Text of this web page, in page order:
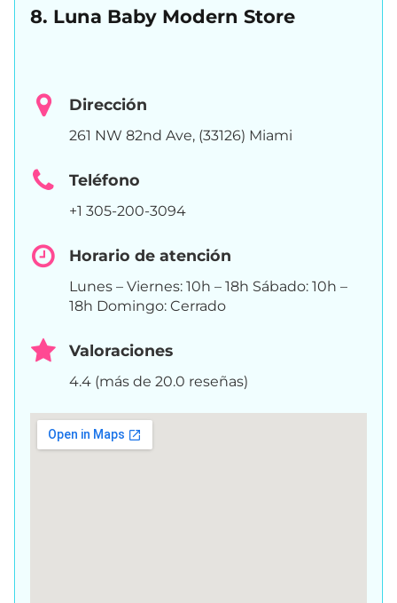
8. Luna Baby Modern Store
Dirección
261 NW 82nd Ave, (33126) Miami
Teléfono
+1 305-200-3094
Horario de atención
Lunes – Viernes: 10h – 18h Sábado: 10h –
18h Domingo: Cerrado
Valoraciones
4.4 (más de 20.0 reseñas)